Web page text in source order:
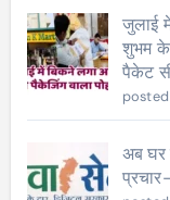
जुलाई
शुभम के
पैकेट
अब घर